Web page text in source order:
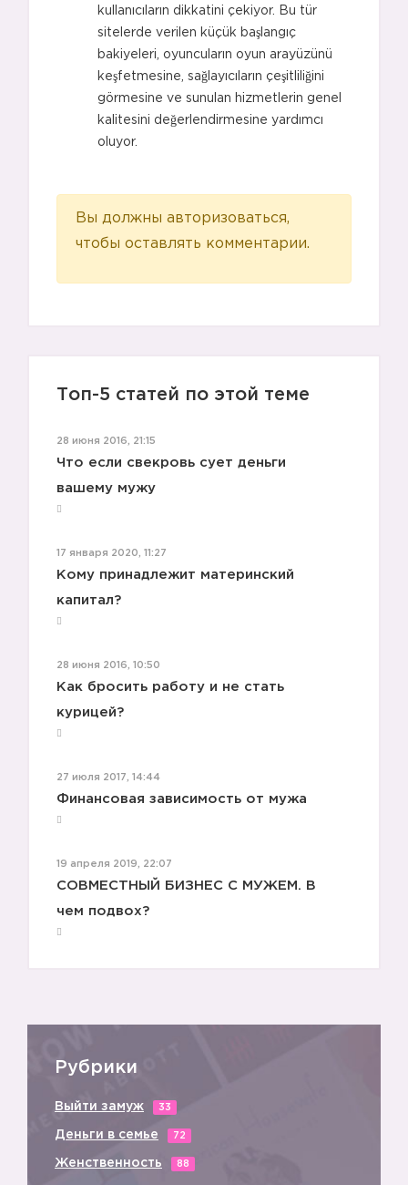
kullanıcıların dikkatini çekiyor. Bu tür
sitelerde verilen küçük başlangıç
bakiyeleri, oyuncuların oyun arayüzünü
keşfetmesine, sağlayıcıların çeşitliliğini
görmesine ve sunulan hizmetlerin genel
kalitesini değerlendirmesine yardımcı
oluyor.
Вы должны авторизоваться,
чтобы оставлять комментарии.
Топ-5 статей по этой теме
28 июня 2016, 21:15
Что если свекровь сует деньги
вашему мужу
17 января 2020, 11:27
Кому принадлежит материнский
капитал?
28 июня 2016, 10:50
Как бросить работу и не стать
курицей?
27 июля 2017, 14:44
Финансовая зависимость от мужа
19 апреля 2019, 22:07
СОВМЕСТНЫЙ БИЗНЕС С МУЖЕМ. В
чем подвох?
Рубрики
Выйти замуж 33
Деньги в семье 72
Женственность 88